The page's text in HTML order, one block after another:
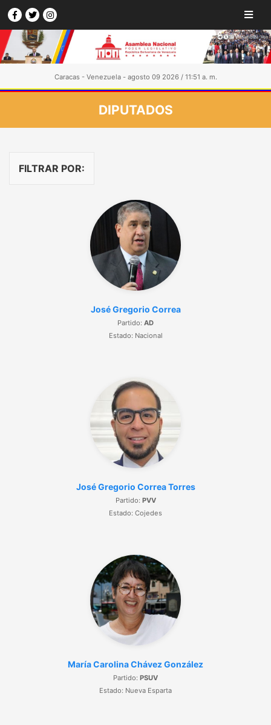
Caracas - Venezuela - agosto 09 2026 / 11:51 a. m.
DIPUTADOS
FILTRAR POR:
José Gregorio Correa
Partido: AD
Estado: Nacional
José Gregorio Correa Torres
Partido: PVV
Estado: Cojedes
María Carolina Chávez González
Partido: PSUV
Estado: Nueva Esparta